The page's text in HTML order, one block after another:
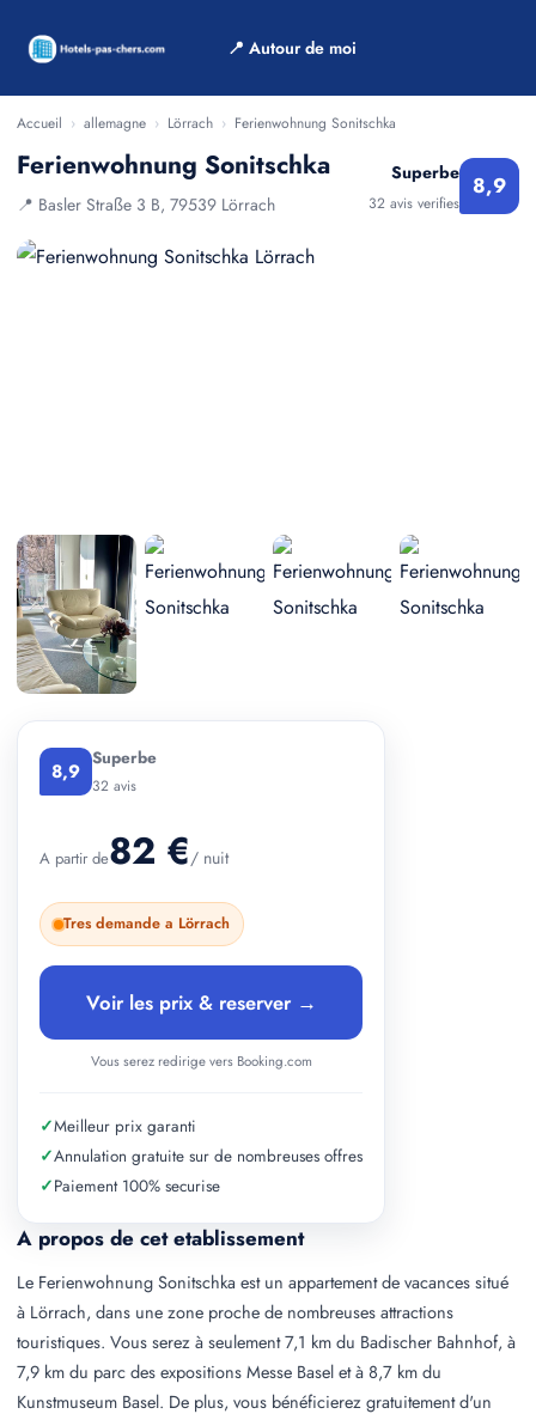
📍 Autour de moi
Accueil › allemagne › Lörrach › Ferienwohnung Sonitschka
Ferienwohnung Sonitschka
📍 Basler Straße 3 B, 79539 Lörrach
Superbe
32 avis verifies
8,9
A propos de cet etablissement
Le Ferienwohnung Sonitschka est un appartement de vacances situé
à Lörrach, dans une zone proche de nombreuses attractions
touristiques. Vous serez à seulement 7,1 km du Badischer Bahnhof, à
7,9 km du parc des expositions Messe Basel et à 8,7 km du
Kunstmuseum Basel. De plus, vous bénéficierez gratuitement d'un
8,9 Superbe
32 avis
A partir de82 €/ nuit
Tres demande a Lörrach
Voir les prix & reserver →
Vous serez redirige vers Booking.com
✓Meilleur prix garanti
✓Annulation gratuite sur de nombreuses offres
✓Paiement 100% securise